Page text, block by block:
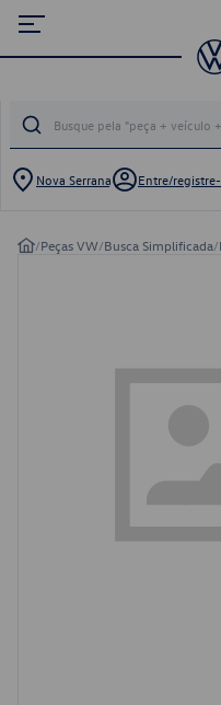
Nova Serrana Entre/
/Peças VW/Busca Simplificada/